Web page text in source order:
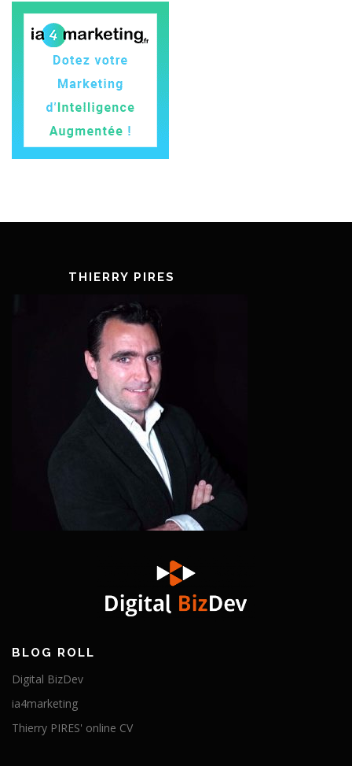
THIERRY PIRES
BLOG ROLL
Digital BizDev
ia4marketing
Thierry PIRES' online CV